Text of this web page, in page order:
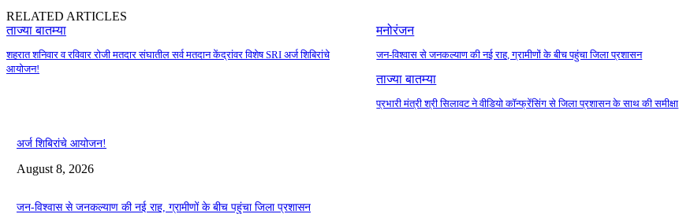
RELATED ARTICLES
ताज्या बातम्या
शहरात शनिवार व रविवार रोजी मतदार संघातील सर्व मतदान केंद्रांवर विशेष SRI अर्ज शिबिरांचे
आयोजन!
मनोरंजन
जन-विश्वास से जनकल्याण की नई राह, ग्रामीणों के बीच पहुंचा जिला प्रशासन
ताज्या बातम्या
प्रभारी मंत्री श्री सिलावट ने वीडियो कॉन्फ्रेंसिंग से जिला प्रशासन के साथ की समीक्षा
अर्ज शिबिरांचे आयोजन!
August 8, 2026
जन-विश्वास से जनकल्याण की नई राह, ग्रामीणों के बीच पहुंचा जिला प्रशासन